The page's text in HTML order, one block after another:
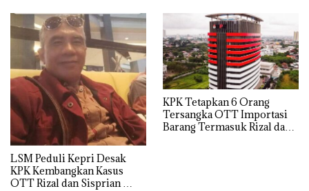
LSM Peduli Kepri Desak
KPK Kembangkan Kasus
OTT Rizal dan Sisprian
KPK Tetapkan 6 Orang
Tersangka OTT Importasi
Barang Termasuk Rizal dan